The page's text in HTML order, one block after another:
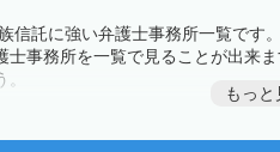
信託に強い弁護士事務所一覧です
士事務所を一覧で見ることが出来
もっと